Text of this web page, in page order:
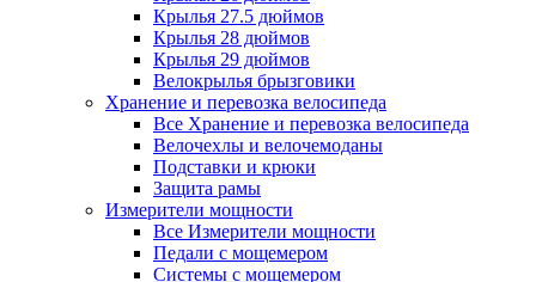
Крылья 27.5 дюймов
Крылья 28 дюймов
Крылья 29 дюймов
Велокрылья брызговики
Хранение и перевозка велосипеда
Все Хранение и перевозка велосипеда
Велочехлы и велочемоданы
Подставки и крюки
Защита рамы
Измерители мощности
Все Измерители мощности
Педали с мощемером
Системы с мощемером